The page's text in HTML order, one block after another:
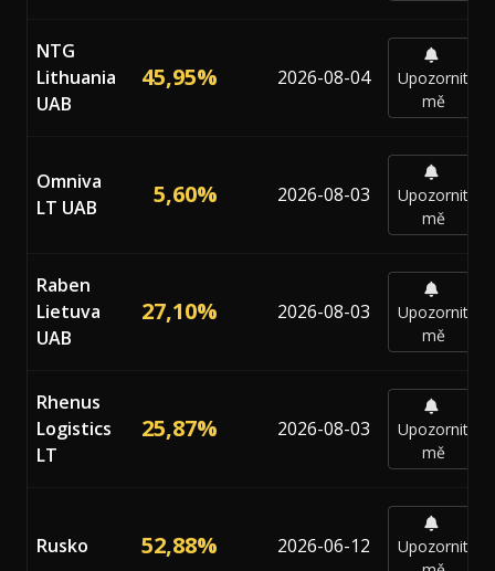
NTG
Lithuania
UAB
45,95% 2026-08-04
Upozornit
mě
Omniva
LT UAB
5,60% 2026-08-03
Upozornit
mě
Raben
Lietuva
UAB
27,10% 2026-08-03
Upozornit
mě
Rhenus
Logistics
LT
25,87% 2026-08-03
Upozornit
mě
Rusko 52,88% 2026-06-12
Upozornit